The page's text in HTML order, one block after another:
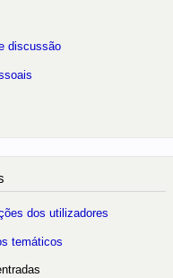
discussão
dos utilizadores
temáticos